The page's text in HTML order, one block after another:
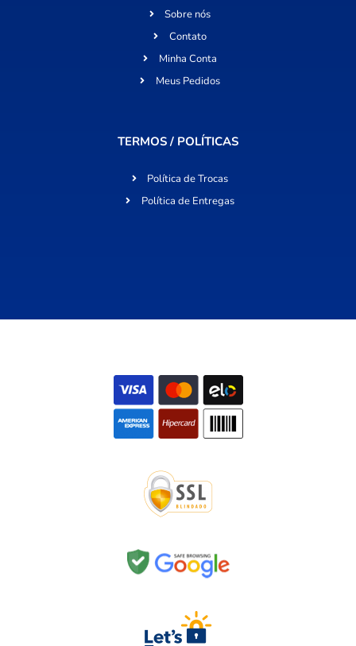
Sobre nós
Contato
Minha Conta
Meus Pedidos
TERMOS / POLÍTICAS
Política de Trocas
Política de Entregas